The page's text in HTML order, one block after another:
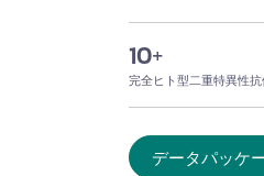
10+
完全ヒト型二重特異性抗
データパッケ